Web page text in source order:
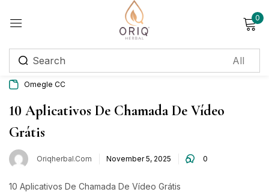
0
Omegle CC
10 Aplicativos De Chamada De Vídeo
Grátis
Oriqherbal.com November 5, 2025 0
10 Aplicativos De Chamada De Vídeo Grátis
Sign in
Remember me Lost password?